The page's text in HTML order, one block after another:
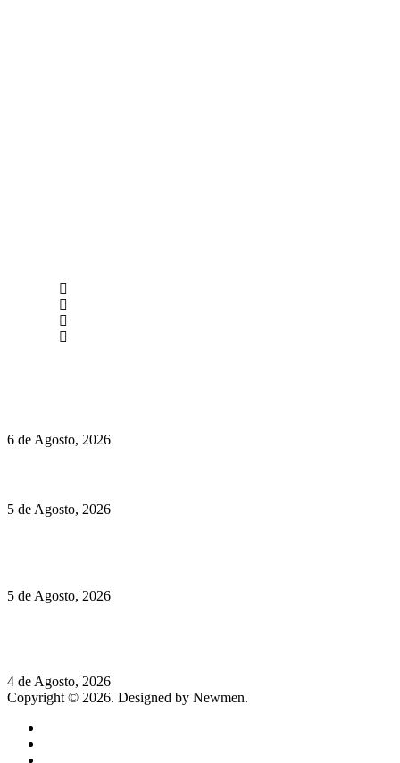
6 de Agosto, 2026
5 de Agosto, 2026
5 de Agosto, 2026
4 de Agosto, 2026
Copyright © 2026. Designed by Newmen.